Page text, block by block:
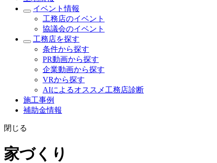
イベント情報
工務店のイベント
協議会のイベント
工務店を探す
条件から探す
PR動画から探す
企業動画から探す
VRから探す
AIによるオススメ工務店診断
施工事例
補助金情報
閉じる
家づくり